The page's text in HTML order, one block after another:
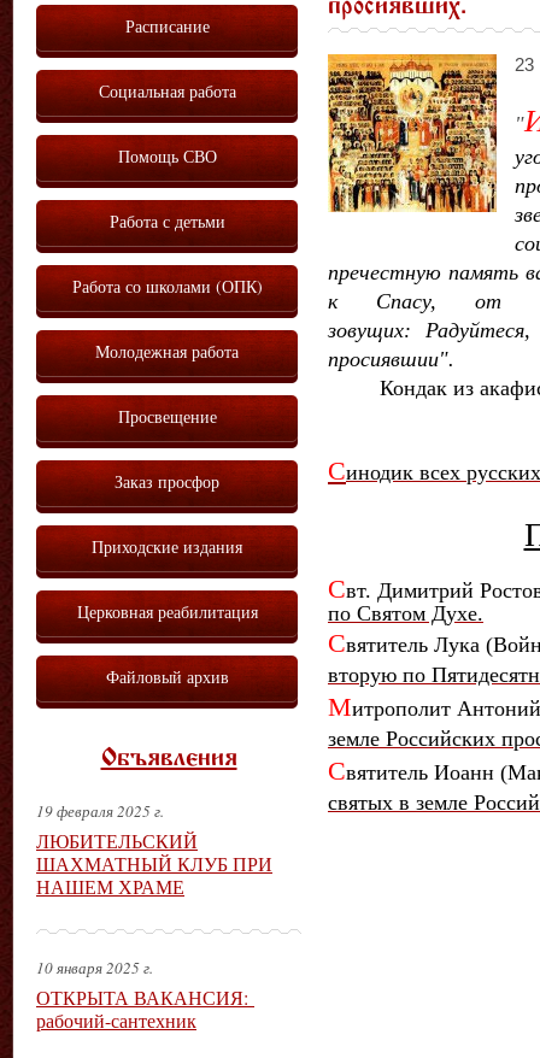
просиявших.
23
"
пречестную память
к Спасу, от
зовущих:
просиявшии".
Кондак из
Синодик всех
Свт. Димитрий
по Святом Духе.
Святитель Лука
вторую по
Митрополит
земле Российских
Святитель Иоанн
святых в земле
Расписание
Социальная работа
Помощь СВО
Работа с детьми
Работа со школами (ОПК)
Молодежная работа
Просвещение
Заказ просфор
Приходские издания
Церковная реабилитация
Файловый архив
Объявления
19 февраля 2025 г.
ЛЮБИТЕЛЬСКИЙ
ШАХМАТНЫЙ КЛУБ ПРИ
НАШЕМ ХРАМЕ
10 января 2025 г.
ОТКРЫТА ВАКАНСИЯ:
рабочий-сантехник